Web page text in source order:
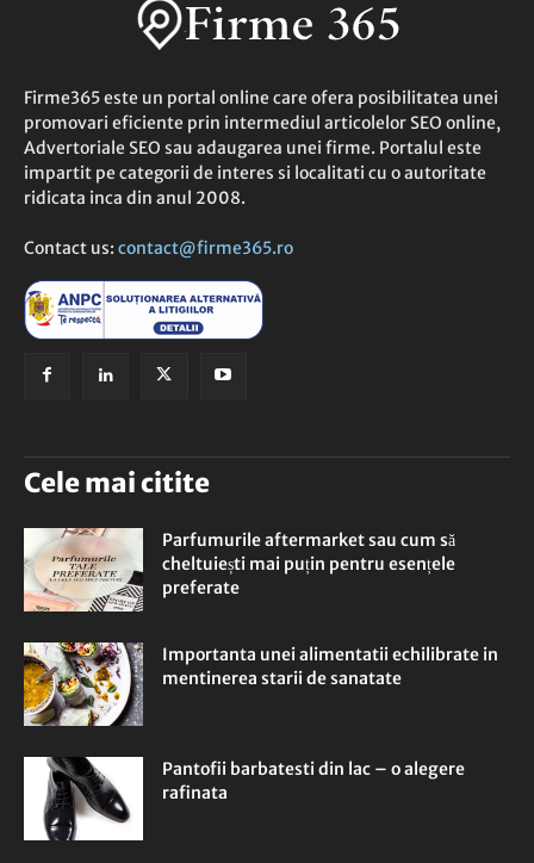
Firme365 este un portal online care ofera posibilitatea unei
promovari eficiente prin intermediul articolelor SEO online,
Advertoriale SEO sau adaugarea unei firme. Portalul este
impartit pe categorii de interes si localitati cu o autoritate
ridicata inca din anul 2008.
Contact us: contact@firme365.ro
Cele mai citite
Parfumurile aftermarket sau cum să
cheltuiești mai puțin pentru esențele
preferate
Importanta unei alimentatii echilibrate in
mentinerea starii de sanatate
Pantofii barbatesti din lac – o alegere
rafinata